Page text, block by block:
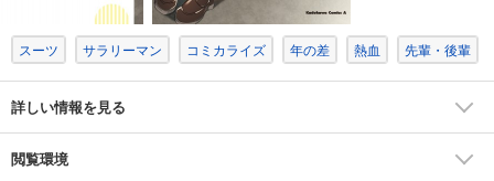
スーツ サラリーマン コミカライズ 年の差 熱血 先輩・後輩
詳しい情報を見る
閲覧環境